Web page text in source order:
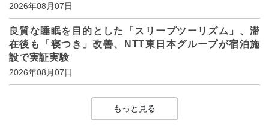
2026年08月07日
良質な睡眠を目的とした「スリープツーリズム」、滞
在後も「寝つき」改善、NTT東日本グループが宿泊施
設で実証実験
2026年08月07日
もっと見る